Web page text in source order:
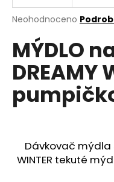
Průměrné
produktu
je
0,0
hvězdiček.
Neohodnoceno
MÝDLO
DREAMY
Dávkovač mýdla
WINTER tekuté
o
p
o
r
u
e
m